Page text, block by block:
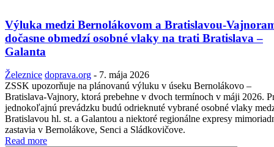
Výluka medzi Bernolákovom a Bratislavou-
dočasne obmedzí osobné vlaky na trati Bratislava –
Galanta
Železnice doprava.org - 7. mája 2026
ZSSK upozorňuje na plánovanú výluku v úseku Bernolákovo –
Bratislava-Vajnory, ktorá prebehne v dvoch termínoch v máji 2026.
jednokoľajnú prevádzku budú odrieknuté vybrané osobné vlaky
Bratislavou hl. st. a Galantou a niektoré regionálne expresy
zastavia v Bernolákove, Senci a Sládkovičove.
Read more